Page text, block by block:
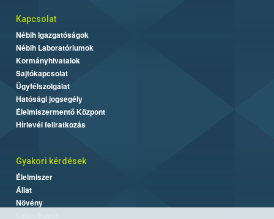
Kapcsolat
Nébih Igazgatóságok
Nébih Laboratóriumok
Kormányhivatalok
Sajtókapcsolat
Ügyfélszolgálat
Hatósági jogsegély
Élelmiszermentő Központ
Hírlevél feliratkozás
Gyakori kérdések
Élelmiszer
Állat
Növény